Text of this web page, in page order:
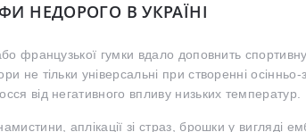
НЕДОРОГО В УКРАЇНІ
французької гумки вдало доповнить
не тільки універсальні при створенні
від негативного впливу низьких температур.
аплікації зі страз, брошки у вигляді